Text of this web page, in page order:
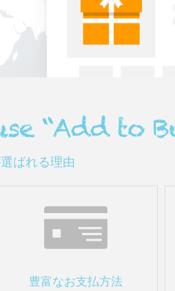
ばれる理由
豊富なお支払方法